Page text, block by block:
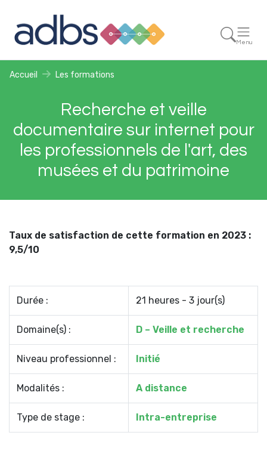
Menu
Accueil Les formations
Recherche et veille
documentaire sur internet pour
les professionnels de l'art, des
musées et du patrimoine
Taux de satisfaction de cette formation en 2023 :
9,5/10
Durée : 21 heures - 3 jour(s)
Domaine(s) : D – Veille et recherche
Niveau professionnel : Initié
Modalités : A distance
Type de stage : Intra-entreprise